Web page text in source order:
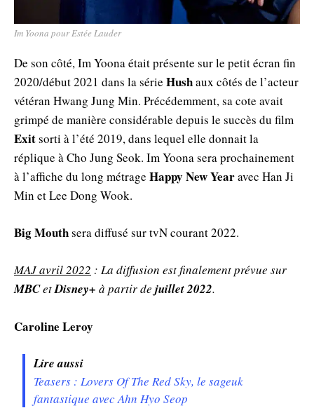
Im Yoona pour Estée Lauder
De son côté, Im Yoona était présente sur le petit écran fin
2020/début 2021 dans la série Hushaux côtés de l’acteur
vétéran Hwang Jung Min. Précédemment, sa cote avait
grimpé de manière considérable depuis le succès du film
Exitsorti à l’été 2019, dans lequel elle donnait la
réplique à Cho Jung Seok. Im Yoona sera prochainement
à l’affiche du long métrage Happy New Yearavec Han Ji
Min et Lee Dong Wook.
Big Mouthsera diffusé sur tvN courant 2022.
MAJ avril 2022 : La diffusion est finalement prévue sur
MBCetDisney+ à partir de juillet 2022.
Caroline Leroy
Lire aussi
Teasers : Lovers Of The Red Sky, le sageuk
fantastique avec Ahn Hyo Seop